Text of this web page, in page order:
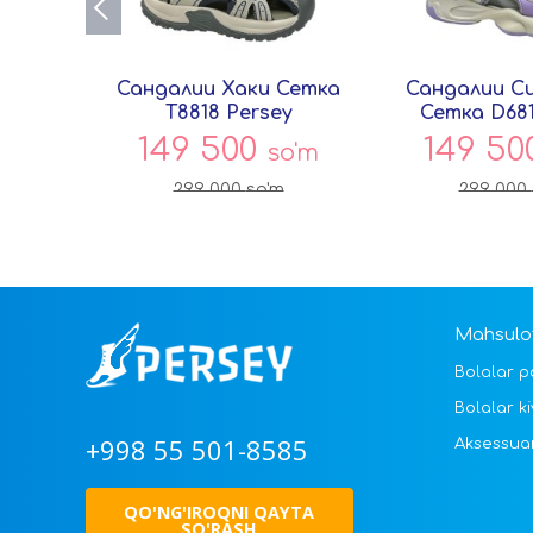
Сандалии Хаки Сетка
T8818 Persey
149 500 so'm
299 000so'm
Сандалии
Сетка
149
299 000
+998 55 501-8585
QO'NG'IROQNI QAYTA
SO'RASH
Bolalar
Bolalar